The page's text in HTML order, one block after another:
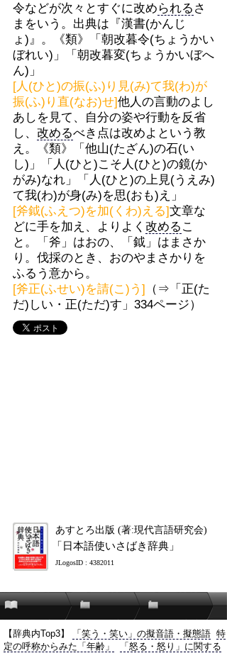
令などが次々とすぐに改め られる さ
まをいう。出典は『漢書(かんじ
ょ)』。《類》「朝改暮令(ちょうかい
ぼれい)」「朝改暮変(ちょうかいぼへ
ん)」
[人(ひと)の振(ふ)り見(み)て我(わ)が
振(ふ)り直(なお)せ]他人の言動のよし
あしを見て、自分の姿や行動を反省
し、 改めるべき点は改めよという教
え。《類》「他山(たざん)の石(い
し)」「人(ひと)こそ人(ひと)の鏡(か
がみ)なれ」「人(ひと)の上見(うえみ)
て我(わ)が身(み)を思(おも)え」
[斧鉞(ふえつ)を加(くわ)える]文章な
どに手を加え、よりよく 改める こ
と。「斧」はおの、「鉞」はまさか
り。伐採のとき、おのやまさかりを
ふるう意から。
[斧正(ふせい)を請(こ)う] （⇒「正(た
だ)しい・正(ただ)す」334ページ）
あすとろ出版 (著:現代言語研究会)
「日本語使いさばき辞典」
JLogosID : 4382011
【辞典内Top3】 「笑う・笑い」の擬音語・擬態語 特
定の呼称からみた「年齢」
「怒る・怒り」に関する